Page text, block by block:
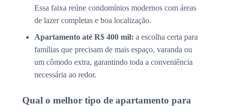
Essa faixa reúne condomínios modernos com áreas
de lazer completas e boa localização.
Apartamento até R$ 400 mil: a escolha certa para
famílias que precisam de mais espaço, varanda ou
um cômodo extra, garantindo toda a conveniência
necessária ao redor.
Qual o melhor tipo de apartamento para